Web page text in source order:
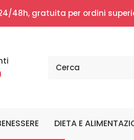
48h, gratuita per ordini
DIETA E